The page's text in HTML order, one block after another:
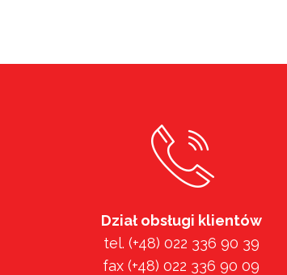
Dział obsługi klientów
tel. (+48) 022 336 90 39
fax (+48) 022 336 90 09